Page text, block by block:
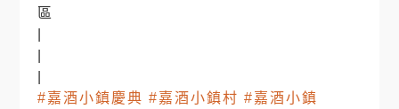
區
#嘉酒小鎮慶典 #嘉酒小鎮村 #嘉酒小鎮